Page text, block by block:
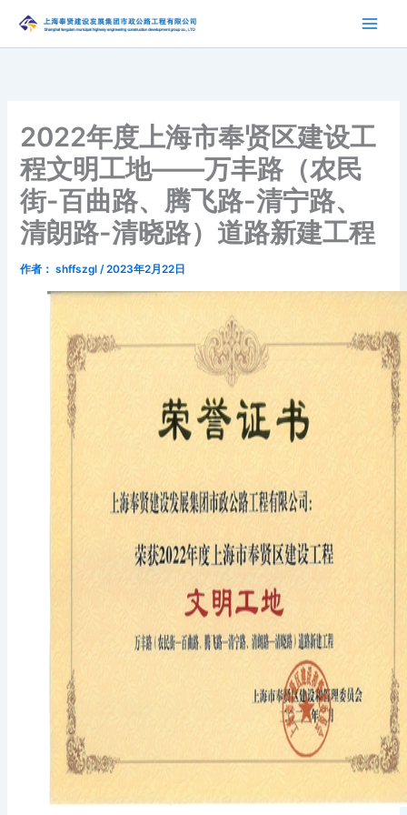
内
2022年度上海市奉贤区建设工
程文明工地——万丰路（农民
街-百曲路、腾飞路-清宁路、
清朗路-清晓路）道路新建工程
作者： shffszgl/2023年2月22日